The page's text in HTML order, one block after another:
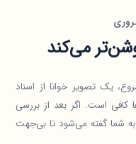
می‌کند
یک تصویر خوانا از اسناد
کافی است. اگر بعد از بررسی
به شما گفته می‌شود تا بی‌جهت